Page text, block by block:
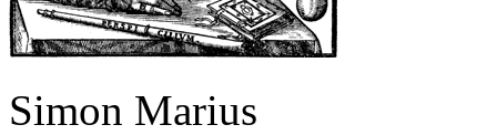
Simon Marius